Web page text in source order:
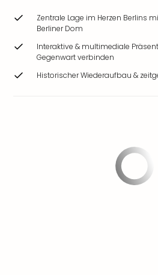
Zentrale Lage im Herzen Berlins
Berliner Dom
Interaktive & multimediale
Gegenwart verbinden
Historischer Wiederaufbau &